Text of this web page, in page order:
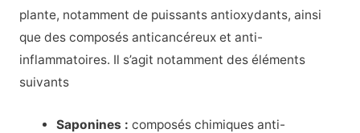
plante, notamment de puissants antioxydants, ainsi
que des composés anticancéreux et anti-
inflammatoires. Il s’agit notamment des éléments
suivants
Saponines : composés chimiques anti-